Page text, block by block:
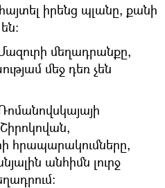
իրենց պլանը, քանի
մեղադրանքը,
մեջ դեռ չեն
հրապարակումները,
անհիմն լուրջ